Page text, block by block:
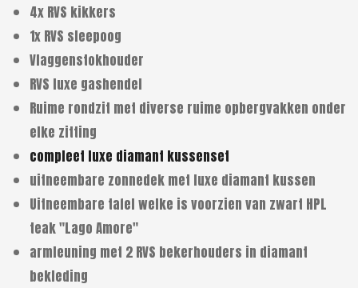
4x RVS kikkers
1x RVS sleepoog
Vlaggenstokhouder
RVS luxe gashendel
Ruime rondzit met diverse ruime opbergvakken onder
elke zitting
compleet luxe diamant kussenset
uitneembare zonnedek met luxe diamant kussen
Uitneembare tafel welke is voorzien van zwart HPL
teak "Lago Amore"
armleuning met 2 RVS bekerhouders in diamant
bekleding